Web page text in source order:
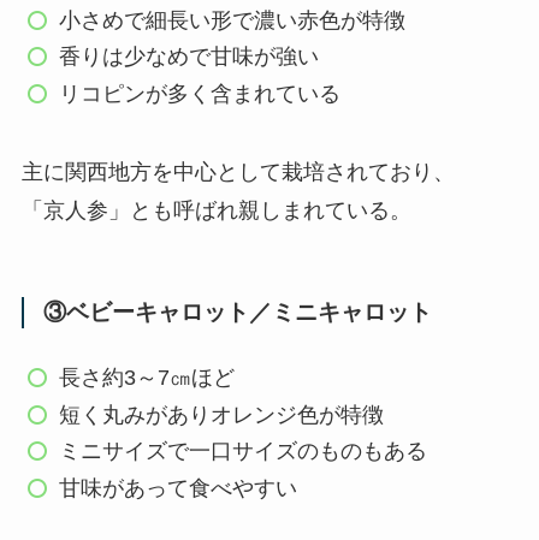
小さめで細長い形で濃い赤色が特徴
香りは少なめで甘味が強い
リコピンが多く含まれている
主に関西地方を中心として栽培されており、
「京人参」とも呼ばれ親しまれている。
③ベビーキャロット／ミニキャロット
長さ約3～7㎝ほど
短く丸みがありオレンジ色が特徴
ミニサイズで一口サイズのものもある
甘味があって食べやすい